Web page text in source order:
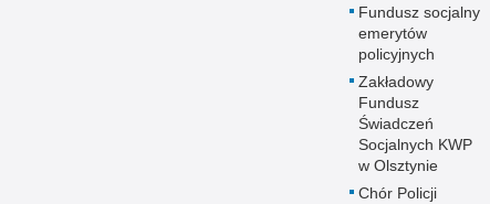
Fundusz socjalny
emerytów
policyjnych
Zakładowy
Fundusz
Świadczeń
Socjalnych KWP
w Olsztynie
Chór Policji